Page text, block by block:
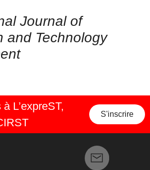
Journal of
and Technology
L’expreST,
S'inscrire